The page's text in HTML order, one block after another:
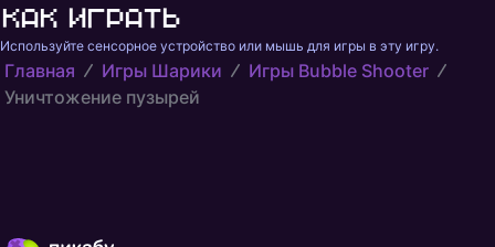
Как играть
Используйте сенсорное устройство или мышь для игры в эту игру.
Главная Игры Шарики
Игры Bubble Shooter
Уничтожение пузырей